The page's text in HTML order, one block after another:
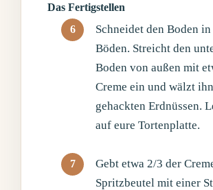
Das Fertigstellen
Schneidet den Boden
Böden. Streicht den
Boden von außen mit
Creme ein und wälzt
gehackten Erdnüssen.
auf eure Tortenplatte.
Gebt etwa 2/3 der
Spritzbeutel mit einer